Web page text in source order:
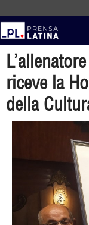
riceve la
della